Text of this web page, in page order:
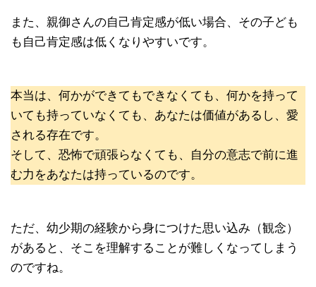
また、親御さんの自己肯定感が低い場合、その子ども
も自己肯定感は低くなりやすいです。
本当は、何かができてもできなくても、何かを持って
いても持っていなくても、あなたは価値があるし、愛
される存在です。
そして、恐怖で頑張らなくても、自分の意志で前に進
む力をあなたは持っているのです。
ただ、幼少期の経験から身につけた思い込み（観念）
があると、そこを理解することが難しくなってしまう
のですね。